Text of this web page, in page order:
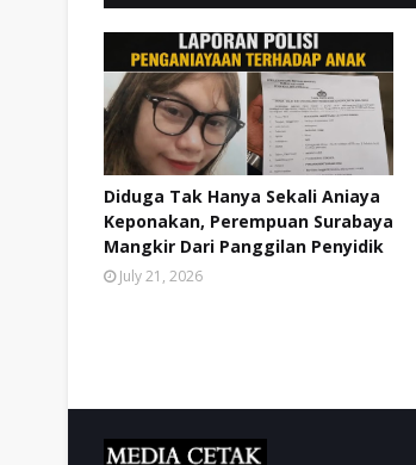
Diduga Tak Hanya Sekali Aniaya
Keponakan, Perempuan Surabaya
Mangkir Dari Panggilan Penyidik
July 21, 2026